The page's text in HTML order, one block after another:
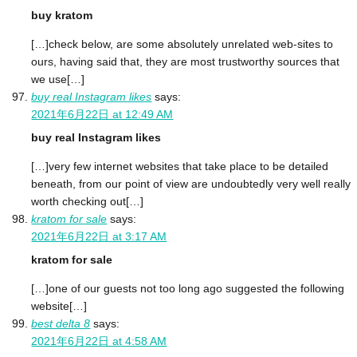
buy kratom
[…]check below, are some absolutely unrelated web-sites to
ours, having said that, they are most trustworthy sources that
we use[…]
buy real Instagram likes says:
2021年6月22日 at 12:49 AM
buy real Instagram likes
[…]very few internet websites that take place to be detailed
beneath, from our point of view are undoubtedly very well really
worth checking out[…]
kratom for sale says:
2021年6月22日 at 3:17 AM
kratom for sale
[…]one of our guests not too long ago suggested the following
website[…]
best delta 8 says:
2021年6月22日 at 4:58 AM